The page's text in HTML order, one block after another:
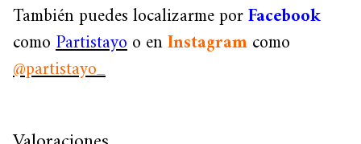
También puedes localizarme porFacebook
comoPartistayoo enInstagramcomo
@partistayo_